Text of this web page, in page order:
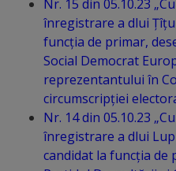
Rapoarte
Licitații
Rezultate
Buget
și
Nr. 15 din 05.10.23
înregistrare a dlui
funcția de primar,
Social Democrat
reprezentantului în
circumscripției
Nr. 14 din 05.10.23
înregistrare a dlui
candidat la funcția de